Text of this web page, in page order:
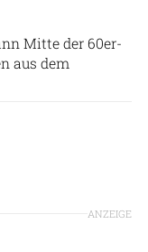
Mitte der 60er-
aus dem
ANZEIGE